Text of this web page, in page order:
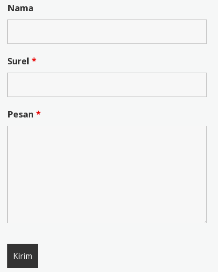
Nama
Surel *
Pesan *